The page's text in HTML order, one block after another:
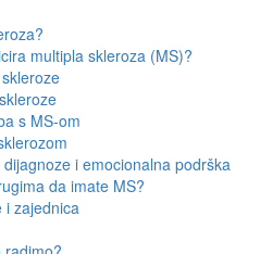
multipla skleroza (MS)?
s MS-om
dijagnoze i emocionalna podrška
da imate MS?
i zajednica